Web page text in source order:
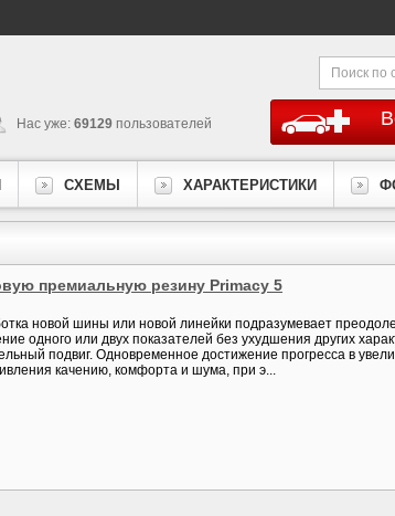
Нас уже: 69129 пользователей
СХЕМЫ ХАРАКТЕРИСТИКИ
премиальную резину Primacy 5
новой шины или новой линейки подразумевает
одного или двух показателей без ухудшения других
подвиг. Одновременное достижение прогресса в
качению, комфорта и шума, при э...